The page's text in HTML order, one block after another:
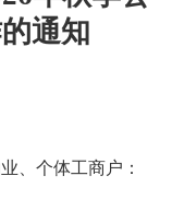
通知
、个体工商户：